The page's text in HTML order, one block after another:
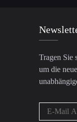
Tragen Sie
um die